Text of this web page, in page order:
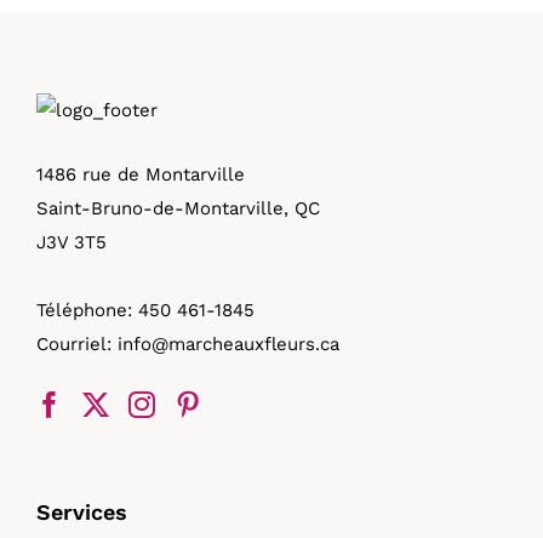
1486 rue de Montarville
Saint-Bruno-de-Montarville, QC
J3V 3T5
Téléphone: 450 461-1845
Courriel: info@marcheauxfleurs.ca
Services